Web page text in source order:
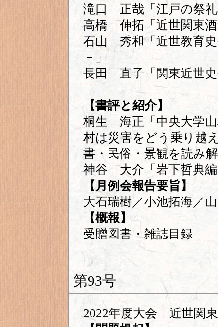
滝口 正哉「江戸の祭
高橋 伸拓「近世関東
石山 秀和「近世教育史
－」
長田 直子「関東近世史
【書評と紹介】
桐生 海正「中央大学山
村は災害をどう乗り越
書・民俗・景観を読み
神谷 大介「岩下哲典編
【月例会報告要旨】
大石瑞樹／小池拓海／
【概報】
受贈図書・雑誌目録
第93号
2022年度大会 近世関